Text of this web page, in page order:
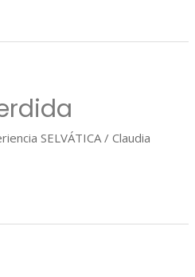
SELVÁTICA /Claudia